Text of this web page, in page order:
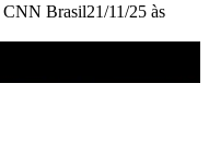
CNN Brasil21/11/25 às